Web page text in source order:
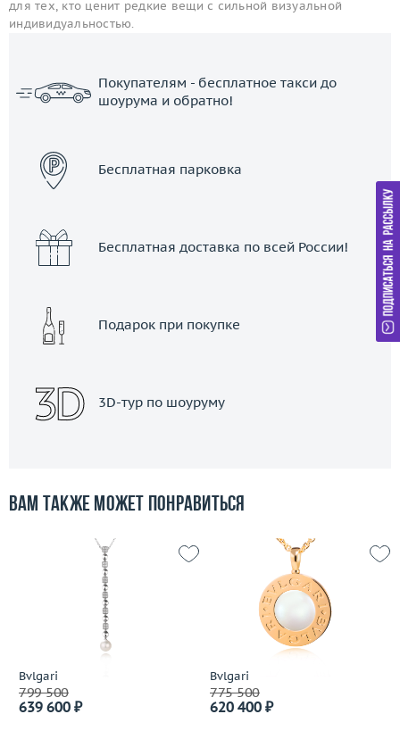
для тех, кто ценит редкие вещи с сильной визуальной
индивидуальностью.
Покупателям - бесплатное такси до
шоурума и обратно!
Бесплатная парковка
Бесплатная доставка по всей России!
Подарок при покупке
3D-тур по шоуруму
Вам также может понравиться
Bvlgari
799 500
639 600 ₽
Bvlgari
775 500
620 400 ₽